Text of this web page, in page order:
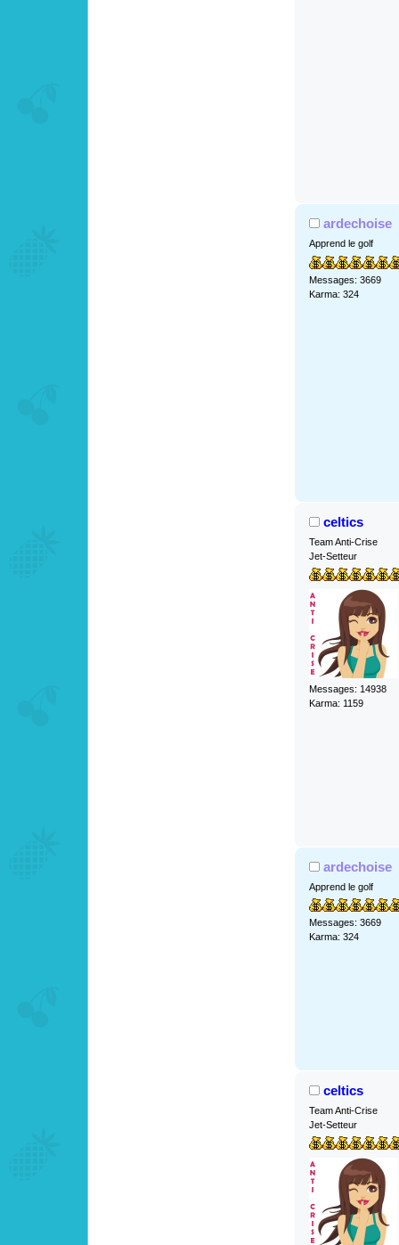
ardechoise
Apprend le golf
Messages: 3669
Karma: 324
celtics
Team Anti-Crise
Jet-Setteur
Messages: 14938
Karma: 1159
ardechoise
Apprend le golf
Messages: 3669
Karma: 324
celtics
Team Anti-Crise
Jet-Setteur